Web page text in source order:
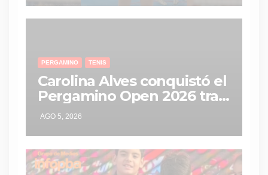
PERGAMINO TENIS
Carolina Alves conquistó el
Pergamino Open 2026 tras
una gran remontada en la
final
AGO 5, 2026